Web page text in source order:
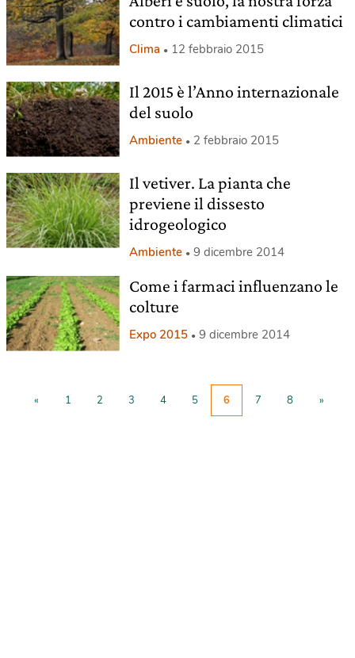
contro i cambiamenti climatici
Clima 12 febbraio 2015
Il 2015 è l’Anno internazionale
del suolo
Ambiente 2 febbraio 2015
Il vetiver. La pianta che
previene il dissesto
idrogeologico
Ambiente 9 dicembre 2014
Come i farmaci influenzano le
colture
Expo 2015 9 dicembre 2014
« 1 2 3 4 5 6 7 8 »